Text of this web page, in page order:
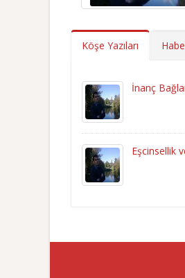
Köşe Yazıları
İnanç
Eşcinsellik